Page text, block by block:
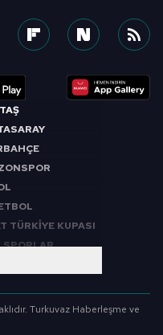
TÜRKİYE KUPASI
SPORLAR
Turkuvaz Haberleşme ve